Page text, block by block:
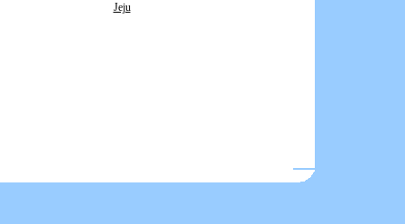
Jeju